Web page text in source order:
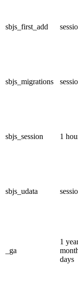
sbjs_first_add
sbjs_migrations
sbjs_session 1
sbjs_udata
_ga
1
days